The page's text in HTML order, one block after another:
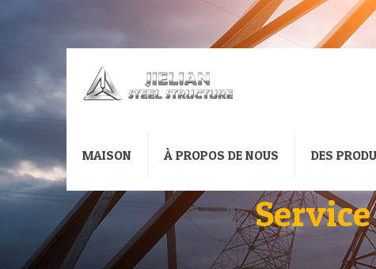
MAISON À PROPOS DE NOUS DES